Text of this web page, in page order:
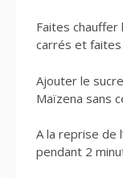
Faites
carrés et
Ajouter le
Maïzena sans
A la reprise de
pendant 2